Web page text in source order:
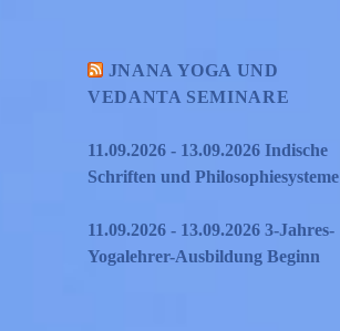
JNANA YOGA UND
VEDANTA SEMINARE
11.09.2026 - 13.09.2026 Indische
Schriften und Philosophiesysteme
11.09.2026 - 13.09.2026 3-Jahres-
Yogalehrer-Ausbildung Beginn